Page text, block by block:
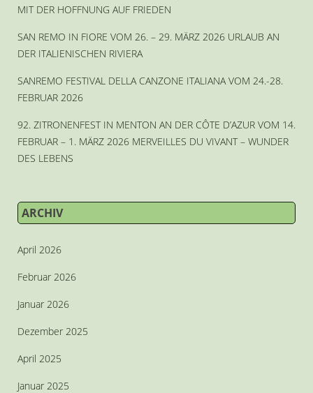
MIT DER HOFFNUNG AUF FRIEDEN
SAN REMO IN FIORE VOM 26. – 29. MÄRZ 2026 URLAUB AN
DER ITALIENISCHEN RIVIERA
SANREMO FESTIVAL DELLA CANZONE ITALIANA VOM 24.-28.
FEBRUAR 2026
92. ZITRONENFEST IN MENTON AN DER CÔTE D’AZUR VOM 14.
FEBRUAR – 1. MÄRZ 2026 MERVEILLES DU VIVANT – WUNDER
DES LEBENS
ARCHIV
April 2026
Februar 2026
Januar 2026
Dezember 2025
April 2025
Januar 2025